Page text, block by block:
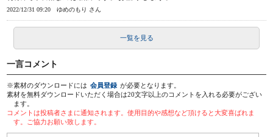
2022/12/31 09:20 ゆめのもり さん
一覧を見る
一言コメント
※素材のダウンロードには 会員登録 が必要となります。
素材を無料ダウンロードいただく場合は20文字以上のコメントを入れる必要がござい
ます。
コメントは投稿者さまに通知されます。使用目的や感想など頂けると大変喜ばれま
す。ご協力お願い致します。